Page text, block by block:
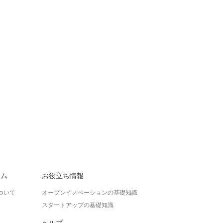
いて
お役立ち情報
オープンイノベーションの基礎知識
スタートアップの基礎知識